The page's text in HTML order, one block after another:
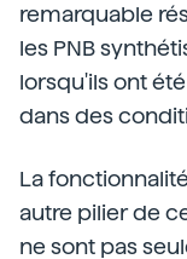
remarquable
les PNB
lorsqu'ils ont
dans des
La
autre pilier de
ne sont pas